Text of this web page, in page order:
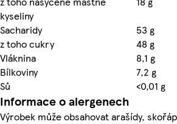
kyseliny
Sacharidy
53 g
z toho cukry
48 g
Vláknina
8,1 g
Bílkoviny
7,2 g
Sů
<0,01 g
Informace o alergenech
Výrobek může obsahovat arašídy,